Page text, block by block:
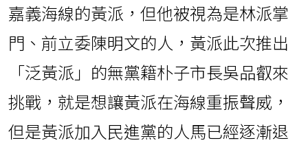
嘉義海線的黃派，但他被視為是林派掌
門、前立委陳明文的人，黃派此次推出
「泛黃派」的無黨籍朴子市長吳品叡來
挑戰，就是想讓黃派在海線重振聲威，
但是黃派加入民進黨的人馬已經逐漸退